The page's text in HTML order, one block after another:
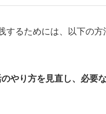
るためには、以下の方
やり方を見直し、必要